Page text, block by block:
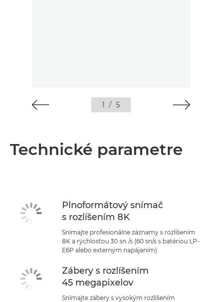
1 / 5
Technické parametre
Plnoformátový snímač
s rozlíšením 8K
Snímajte profesionálne záznamy s rozlíšením
8K a rýchlosťou 30 sn./s (60 sn/s s batériou LP-
E6P alebo externým napájaním)
Zábery s rozlíšením
45 megapixelov
Snímajte zábery s vysokým rozlíšením